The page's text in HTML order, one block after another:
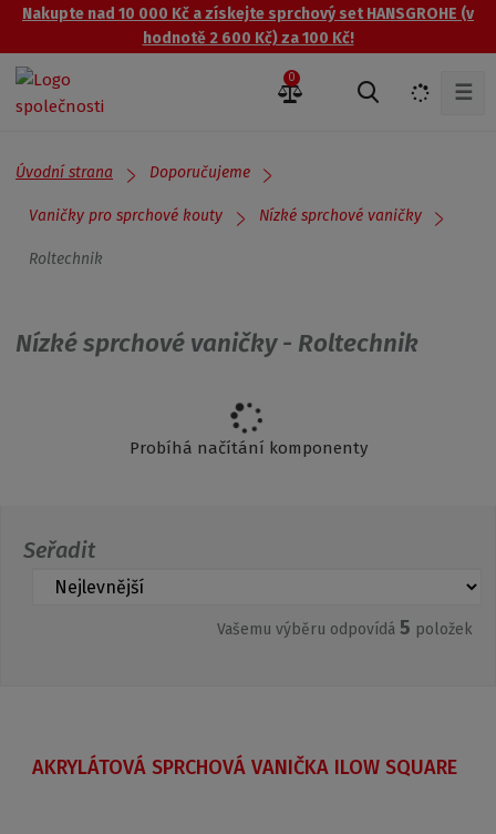
Nakupte nad 10 000 Kč a získejte sprchový set HANSGROHE (v
hodnotě 2 600 Kč) za 100 Kč!
d
0
☰
Úvodní strana Doporučujeme
Vaničky pro sprchové kouty Nízké sprchové vaničky
Roltechnik
Nízké sprchové vaničky - Roltechnik
Probíhá načítání komponenty
Seřadit
Vašemu výběru odpovídá 5 položek
AKRYLÁTOVÁ SPRCHOVÁ VANIČKA ILOW SQUARE